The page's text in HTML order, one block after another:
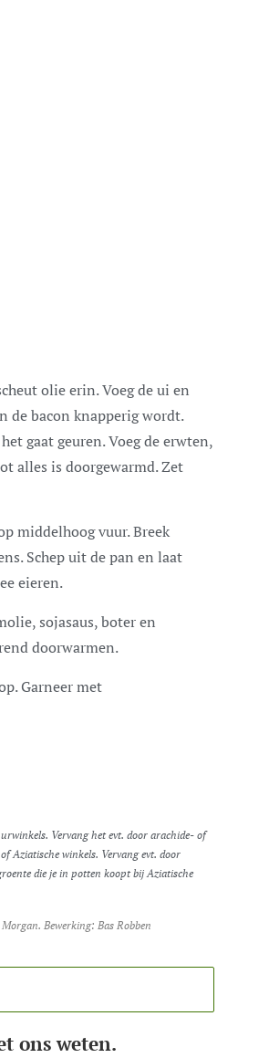
olie erin. Voeg de ui en
de bacon knapperig wordt.
gaat geuren. Voeg de erwten,
alles is doorgewarmd. Zet
middelhoog vuur. Breek
Schep uit de pan en laat
eieren.
sojasaus, boter en
doorwarmen.
Garneer met
Vervang het evt. door arachide- of
Aziatische winkels. Vervang evt. door
die je in potten koopt bij Aziatische
Bewerking: Bas Robben
ons weten.